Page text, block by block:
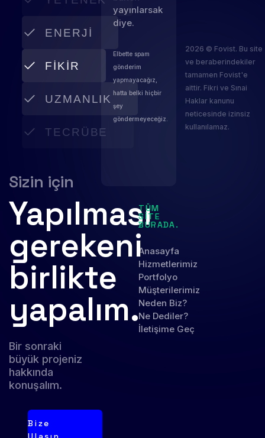
Sizin için
Yapılması
gerekeni
birlikte
yapalım.
Bir sonraki
büyük projeniz
hakkında
konuşalım.
Bize
ENERJI
FIKIR
UZMANLIK
TECRÜBE
yayınlarsak
diye.
Elbette spam
gönderim
yapmayacağız,
hatta belki hiçbir
şey
göndermeyeceğiz.
TÜM
SITE
BURADA.
Anasayfa
Hizmetlerimiz
Portfolyo
Müşterilerimiz
Neden Biz?
Ne Dediler?
İletişime Geç
2026 © Fovist. Bu site
ve beraberindekiler
tamamen Fovist'e
aittir. Fikri ve Sınai
Haklar kanunu
neticesinde izinsiz
kullanılamaz.